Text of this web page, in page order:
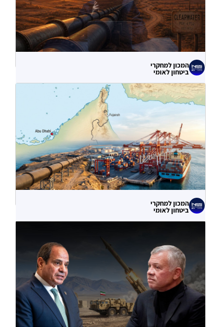
המכון למחקרי
ביטחון לאומי
לא רק הנזק המיידי: מה מלמדות תקיפות
הסייבר נגד תשתיות המים בארצות הברית?
המכון למחקרי
ביטחון לאומי
עוקף הורמוז? ההימור האסטרטגי הבעייתי
04.08.2026